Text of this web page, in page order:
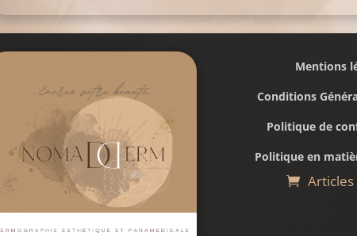
Mentions
Conditions
Politique de
Politique en
Articles